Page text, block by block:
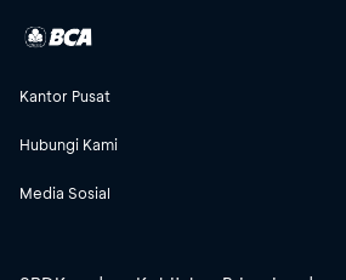
Kantor Pusat
Hubungi Kami
Media Sosial